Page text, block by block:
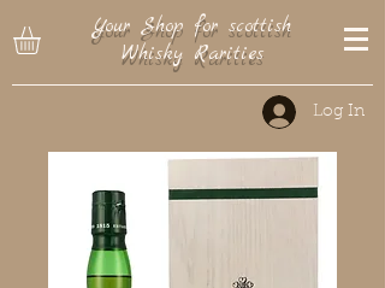
Your Shop for scottish
Whisky Rarities
Log In